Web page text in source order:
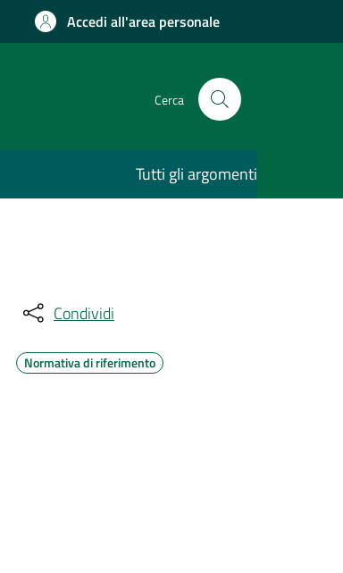
Accedi all'area personale
Cerca
Tutti gli argomenti
Condividi
Normativa di riferimento